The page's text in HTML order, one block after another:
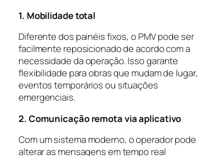
1. Mobilidade total
Diferente dos painéis fixos, o PMV pode ser
facilmente reposicionado de acordo com a
necessidade da operação. Isso garante
flexibilidade para obras que mudam de lugar,
eventos temporários ou situações
emergenciais.
2. Comunicação remota via aplicativo
Com um sistema moderno, o operador pode
alterar as mensagens em tempo real